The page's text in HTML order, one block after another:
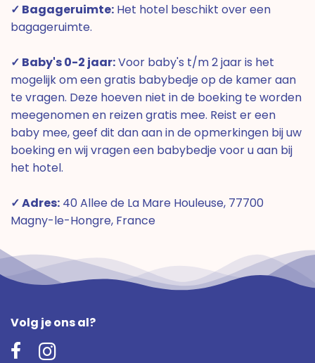
✓ Bagageruimte: Het hotel beschikt over een
bagageruimte.
✓ Baby's 0-2 jaar:Voor baby's t/m 2 jaar is het
mogelijk om een gratis babybedje op de kamer aan
te vragen. Deze hoeven niet in de boeking te worden
meegenomen en reizen gratis mee. Reist er een
baby mee, geef dit dan aan in de opmerkingen bij uw
boeking en wij vragen een babybedje voor u aan bij
het hotel.
✓ Adres: 40 Allee de La Mare Houleuse, 77700
Magny-le-Hongre, France
Volg je ons al?